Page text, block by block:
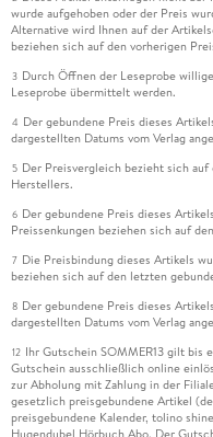
wurde aufgehoben oder der Preis
Alternative wird Ihnen auf der
beziehen sich auf den vorherigen
3 Durch Öffnen der Leseprobe
Leseprobe übermittelt werden.
4 Der gebundene Preis dieses
dargestellten Datums vom Verlag
5 Der Preisvergleich bezieht sich
Herstellers.
6 Der gebundene Preis dieses
Preissenkungen beziehen sich auf
7 Die Preisbindung dieses Artikels
beziehen sich auf den letzten
8 Der gebundene Preis dieses
dargestellten Datums vom Verlag
12 Ihr Gutschein SOMMER13 gilt bis
Gutschein ausschließlich online
zur Abholung mit Zahlung in der
gesetzlich preisgebundene Artikel
preisgebundene Kalender, tolino